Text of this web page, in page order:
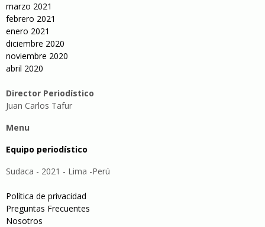
marzo 2021
febrero 2021
enero 2021
diciembre 2020
noviembre 2020
abril 2020
Director Periodístico
Juan Carlos Tafur
Menu
Equipo periodístico
Sudaca - 2021 - Lima -Perú
Política de privacidad
Preguntas Frecuentes
Nosotros